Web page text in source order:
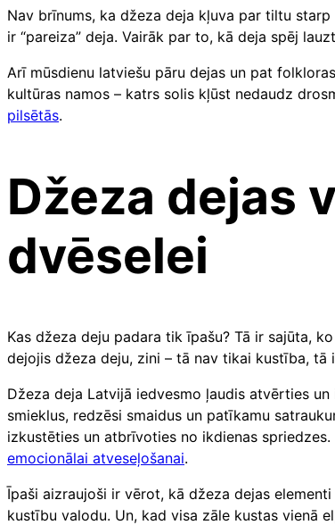
Nav brīnums, ka džeza deja kļuva par tiltu
ir “pareiza” deja. Vairāk par to, kā deja spēj
Arī mūsdienu latviešu pāru dejas un pat
kultūras namos – katrs solis kļūst nedaudz
pilsētās.
Džeza dejas
dvēselei
Kas džeza deju padara tik īpašu? Tā ir sajūta,
dejojis džeza deju, zini – tā nav tikai kustība,
Džeza deja Latvijā iedvesmo ļaudis atvērties
smieklus, redzēsi smaidus un patīkamu
izkustēties un atbrīvoties no ikdienas
emocionālai atveseļošanai.
Īpaši aizraujoši ir vērot, kā džeza dejas
kustību valodu. Un, kad visa zāle kustas vienā